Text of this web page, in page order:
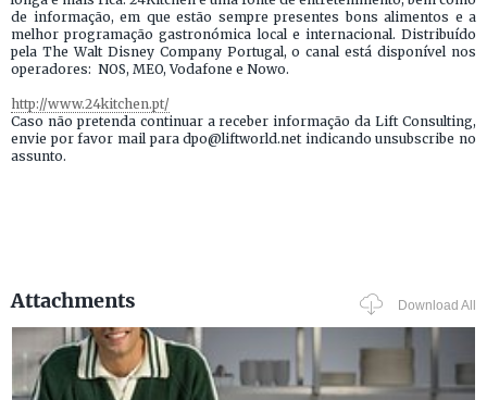
de informação, em que estão sempre presentes bons alimentos e a
melhor programação gastronómica local e internacional. Distribuído
pela The Walt Disney Company Portugal, o canal está disponível nos
operadores: NOS, MEO, Vodafone e Nowo.
http://www.24kitchen.pt/
Caso não pretenda continuar a receber informação da Lift Consulting,
envie por favor mail para dpo@liftworld.net indicando unsubscribe no
assunto.
Attachments Download All